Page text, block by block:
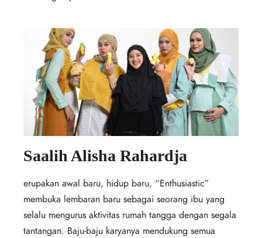
Saalih Alisha Rahardja
erupakan awal baru, hidup baru, “Enthusiastic”
membuka lembaran baru sebagai seorang ibu yang
selalu mengurus aktivitas rumah tangga dengan segala
tantangan. Baju-baju karyanya mendukung semua